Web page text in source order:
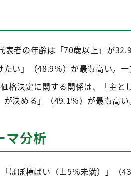
者の年齢は「70歳以上」が32.9
い」（48.9％）が最も高い。一
格決定に関する関係は、「主
決める」（49.1％）が最も高い
マ分析
ほぼ横ばい（±5％未満）」（